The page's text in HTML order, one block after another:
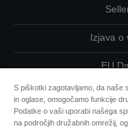
Izjava o
EU
Kontaktirajte
S piškotki zagotavljamo, da naše
in oglase, omogočamo funkcije
Podatke o vaši uporabi našega
na področjih družabnih omrežij,